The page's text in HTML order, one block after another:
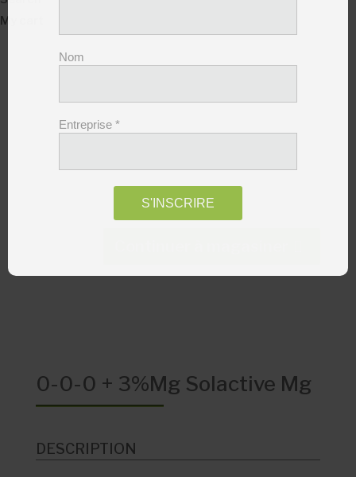
My cart
0-0-0 + 3%Mg Solactive Mg
DESCRIPTION
Nom
Entreprise *
S'INSCRIRE